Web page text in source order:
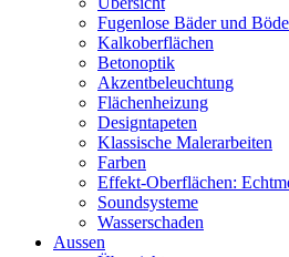
Fugenlose Bäder und
Kalkoberflächen
Betonoptik
Akzentbeleuchtung
Flächenheizung
Designtapeten
Klassische Malerarbeiten
Farben
Effekt-Oberflächen:
Soundsysteme
Wasserschaden
Aussen